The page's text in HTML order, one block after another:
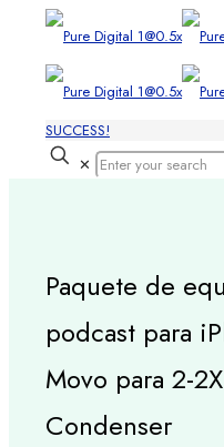
SUCCESS!
✕
Paquete de
podcast para
Movo para 2-
Condenser